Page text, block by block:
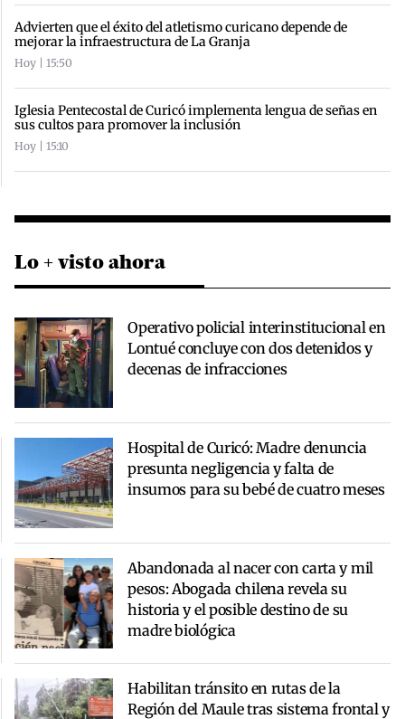
Advierten que el éxito del atletismo curicano depende de
mejorar la infraestructura de La Granja
Hoy | 15:50
Iglesia Pentecostal de Curicó implementa lengua de señas en
sus cultos para promover la inclusión
Hoy | 15:10
Lo + visto ahora
Operativo policial interinstitucional en
Lontué concluye con dos detenidos y
decenas de infracciones
Hospital de Curicó: Madre denuncia
presunta negligencia y falta de
insumos para su bebé de cuatro meses
Abandonada al nacer con carta y mil
pesos: Abogada chilena revela su
historia y el posible destino de su
madre biológica
Habilitan tránsito en rutas de la
Región del Maule tras sistema frontal y